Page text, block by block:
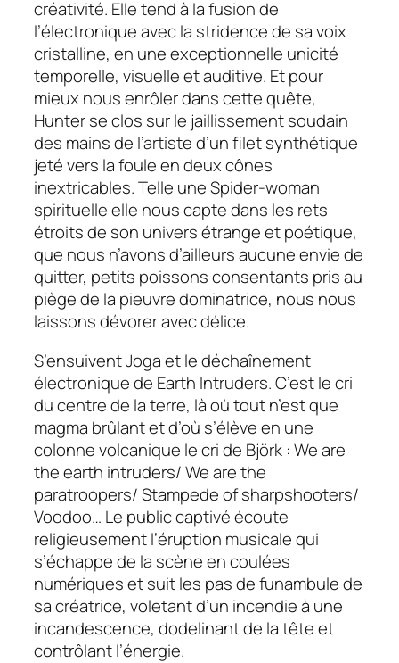
créativité. Elle tend à la fusion de
l’électronique avec la stridence de sa voix
cristalline, en une exceptionnelle unicité
temporelle, visuelle et auditive. Et pour
mieux nous enrôler dans cette quête,
Hunter se clos sur le jaillissement soudain
des mains de l’artiste d’un filet synthétique
jeté vers la foule en deux cônes
inextricables. Telle une Spider-woman
spirituelle elle nous capte dans les rets
étroits de son univers étrange et poétique,
que nous n’avons d’ailleurs aucune envie de
quitter, petits poissons consentants pris au
piège de la pieuvre dominatrice, nous nous
laissons dévorer avec délice.
S’ensuiventJogaet le déchaînement
électronique de Earth Intruders. C’est le cri
du centre de la terre, là où tout n’est que
magma brûlant et d’où s’élève en une
colonne volcanique le cri de Björk :We are
the earth intruders/ We are the
paratroopers/ Stampede of sharpshooters/
Voodoo… Le public captivé écoute
religieusement l’éruption musicale qui
s’échappe de la scène en coulées
numériques et suit les pas de funambule de
sa créatrice, voletant d’un incendie à une
incandescence, dodelinant de la tête et
contrôlant l’énergie.